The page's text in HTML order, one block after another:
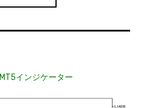
MT5インジケーター